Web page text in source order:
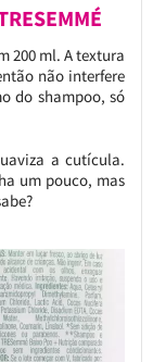
200 ml. A textura
não interfere
do shampoo, só
a cutícula.
um pouco, mas